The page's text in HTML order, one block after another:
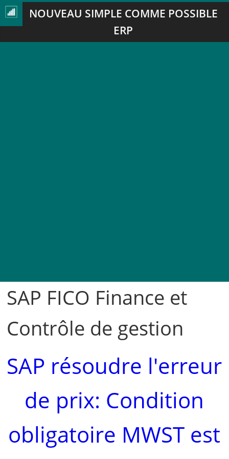
NOUVEAU SIMPLE COMME POSSIBLE
ERP
SAP FICO Finance et
Contrôle de gestion
SAP résoudre l'erreur
de prix: Condition
obligatoire MWST est